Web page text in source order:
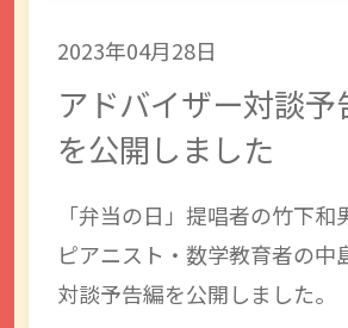
2023年04月28日
アドバイザー対談予
を公開しました
「弁当の日」提唱者の竹下和
ピアニスト・数学教育者の中
対談予告編を公開しました。